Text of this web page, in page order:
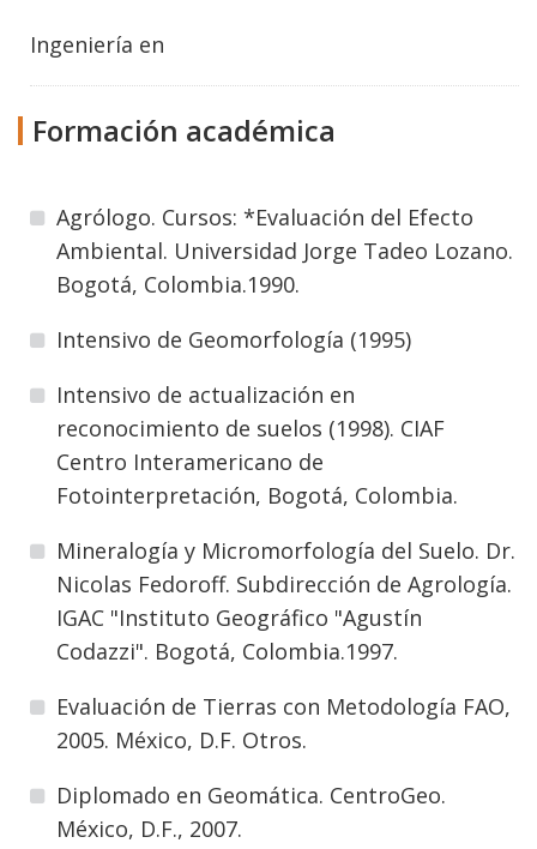
Ingeniería en
Formación académica
Agrólogo. Cursos: *Evaluación del Efecto
Ambiental. Universidad Jorge Tadeo Lozano.
Bogotá, Colombia.1990.
Intensivo de Geomorfología (1995)
Intensivo de actualización en
reconocimiento de suelos (1998). CIAF
Centro Interamericano de
Fotointerpretación, Bogotá, Colombia.
Mineralogía y Micromorfología del Suelo. Dr.
Nicolas Fedoroff. Subdirección de Agrología.
IGAC "Instituto Geográfico "Agustín
Codazzi". Bogotá, Colombia.1997.
Evaluación de Tierras con Metodología FAO,
2005. México, D.F. Otros.
Diplomado en Geomática. CentroGeo.
México, D.F., 2007.